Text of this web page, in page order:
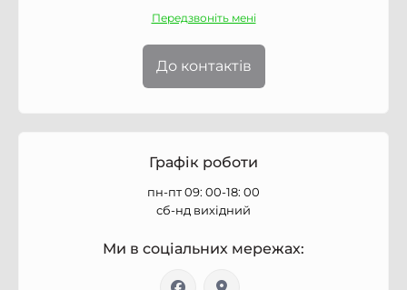
Передзвоніть мені
До контактів
Графік роботи
пн-пт 09: 00-18: 00
сб-нд вихідний
Ми в соціальних мережах: